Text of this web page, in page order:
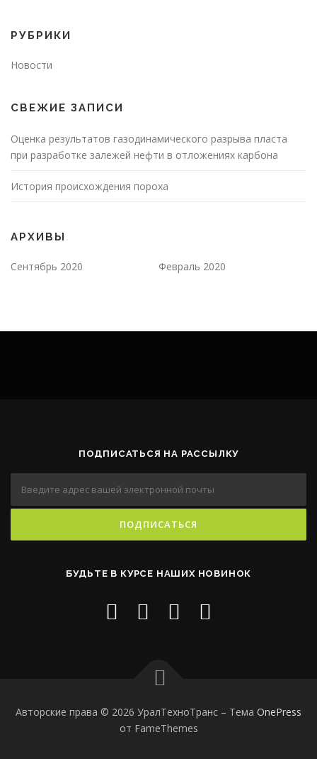
РУБРИКИ
Новости
СВЕЖИЕ ЗАПИСИ
Оценка результатов газодинамического разрыва пласта
при разработке залежей нефти в отложениях карбона
История происхождения пороха
АРХИВЫ
Сентябрь 2020 Февраль 2020
ПОДПИСАТЬСЯ НА РАССЫЛКУ
БУДЬТЕ В КУРСЕ НАШИХ НОВИНОК
Авторские права © 2026 УралТехноТранс – Тема OnePress
от FameThemes